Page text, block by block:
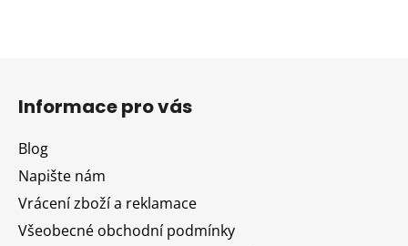
Informace pro vás
Blog
Napište nám
Vrácení zboží a reklamace
Všeobecné obchodní podmínky